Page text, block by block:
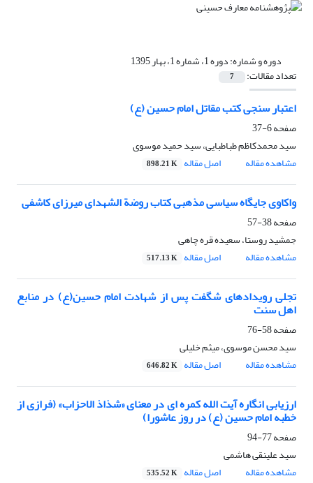
دوره و شماره:دوره 1، شماره 1، بهار 1395
تعداد مقالات: 7
اعتبار سنجی کتب مقاتل امام حسین (ع)
صفحه6-37
سید محمدکاظم طباطبایی، سید حمید موسوی
مشاهده مقاله
اصل مقاله 898.21 K
واکاوی جایگاه سیاسی مذهبی کتاب روضة الشهدای میرزای کاشفی
صفحه38-57
جمشید روستا، سعیده قره چاهی
مشاهده مقاله
اصل مقاله 517.13 K
تجلی رویدادهای شگفت پس از شهادت امام حسین(ع) در منابع
اهل سنت
صفحه58-76
سید محسن موسوی، میثم خلیلی
مشاهده مقاله
اصل مقاله 646.82 K
ارزیابی انگاره آیت الله کمره ای در معنای «شذاذ الاحزاب» (فرازی از
خطبه امام حسین (ع) در روز عاشورا)
صفحه77-94
سید علینقی هاشمی
مشاهده مقاله
اصل مقاله 535.52 K